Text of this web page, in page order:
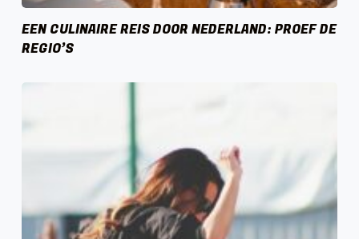
EEN CULINAIRE REIS DOOR NEDERLAND: PROEF DE
REGIO’S